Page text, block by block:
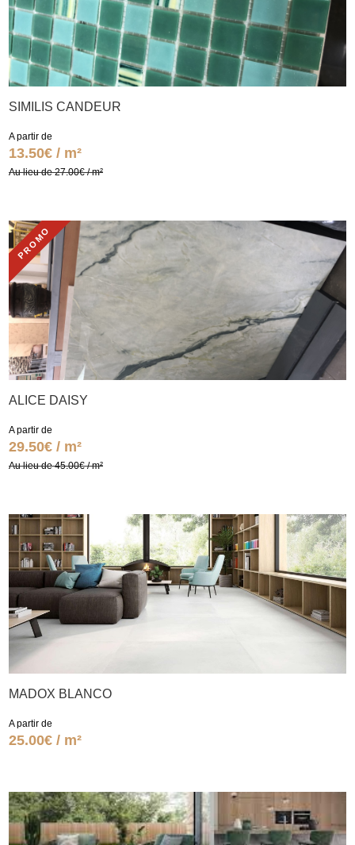
SIMILIS CANDEUR
A partir de
13.50€ / m²
Au lieu de 27.00€ / m²
PROMO
ALICE DAISY
A partir de
29.50€ / m²
Au lieu de 45.00€ / m²
MADOX BLANCO
A partir de
25.00€ / m²